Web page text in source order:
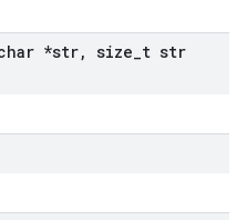
*str, size t str